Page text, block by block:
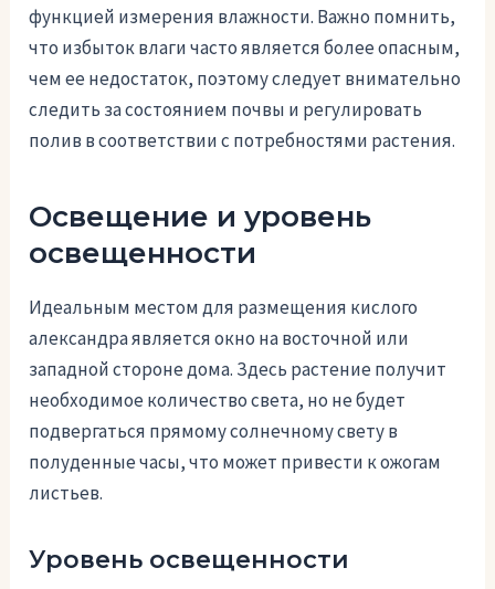
функцией измерения влажности. Важно помнить,
что избыток влаги часто является более опасным,
чем ее недостаток, поэтому следует внимательно
следить за состоянием почвы и регулировать
полив в соответствии с потребностями растения.
Освещение и уровень
освещенности
Идеальным местом для размещения кислого
александра является окно на восточной или
западной стороне дома. Здесь растение получит
необходимое количество света, но не будет
подвергаться прямому солнечному свету в
полуденные часы, что может привести к ожогам
листьев.
Уровень освещенности